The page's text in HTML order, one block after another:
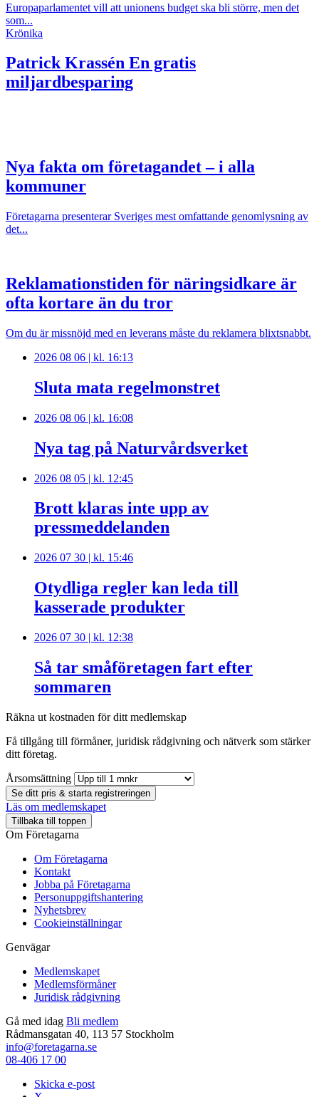
Europaparlamentet vill att unionens budget ska bli större, men det
som...
Krönika
Patrick Krassén En gratis
miljardbesparing
Nya fakta om företagandet – i alla
kommuner
Företagarna presenterar Sveriges mest omfattande genomlysning av
det...
Reklamationstiden för näringsidkare är
ofta kortare än du tror
Om du är missnöjd med en leverans måste du reklamera blixtsnabbt.
2026 08 06 | kl. 16:13
Sluta mata regelmonstret
2026 08 06 | kl. 16:08
Nya tag på Naturvårdsverket
2026 08 05 | kl. 12:45
Brott klaras inte upp av
pressmeddelanden
2026 07 30 | kl. 15:46
Otydliga regler kan leda till
kasserade produkter
2026 07 30 | kl. 12:38
Så tar småföretagen fart efter
sommaren
Räkna ut kostnaden för ditt medlemskap
Få tillgång till förmåner, juridisk rådgivning och nätverk som stärker
ditt företag.
Årsomsättning
Se ditt pris & starta registreringen
Läs om medlemskapet
Tillbaka till toppen
Om Företagarna
Om Företagarna
Kontakt
Jobba på Företagarna
Personuppgiftshantering
Nyhetsbrev
Cookieinställningar
Genvägar
Medlemskapet
Medlemsförmåner
Juridisk rådgivning
Gå med idag Bli medlem
Rådmansgatan 40, 113 57 Stockholm
info@foretagarna.se
08-406 17 00
Skicka e-post